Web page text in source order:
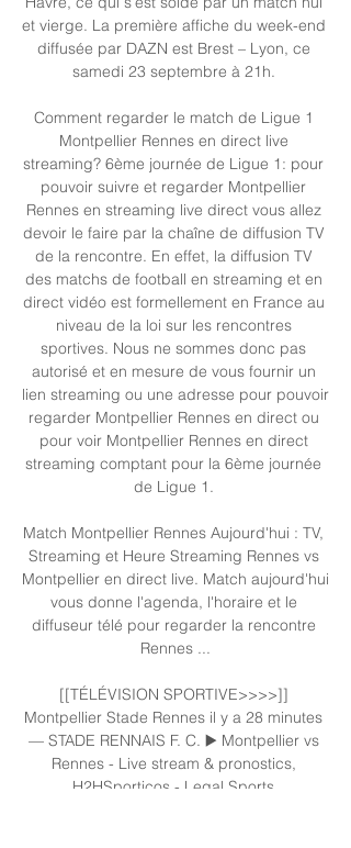
et vierge. La première affiche du week-end
diffusée par DAZN est Brest – Lyon, ce
samedi 23 septembre à 21h.
Comment regarder le match de Ligue 1
Montpellier Rennes en direct live
streaming? 6ème journée de Ligue 1: pour
pouvoir suivre et regarder Montpellier
Rennes en streaming live direct vous allez
devoir le faire par la chaîne de diffusion TV
de la rencontre. En effet, la diffusion TV
des matchs de football en streaming et en
direct vidéo est formellement en France au
niveau de la loi sur les rencontres
sportives. Nous ne sommes donc pas
autorisé et en mesure de vous fournir un
lien streaming ou une adresse pour pouvoir
regarder Montpellier Rennes en direct ou
pour voir Montpellier Rennes en direct
streaming comptant pour la 6ème journée
de Ligue 1.
Match Montpellier Rennes Aujourd'hui : TV,
Streaming et Heure Streaming Rennes vs
Montpellier en direct live. Match aujourd'hui
vous donne l'agenda, l'horaire et le
diffuseur télé pour regarder la rencontre
Rennes ...
[[TÉLÉVISION SPORTIVE>>>>]]
Montpellier Stade Rennes il y a 28 minutes
— STADE RENNAIS F. C. ▶️ Montpellier vs
Rennes - Live stream & pronostics,
H2HSporticos - Legal Sports